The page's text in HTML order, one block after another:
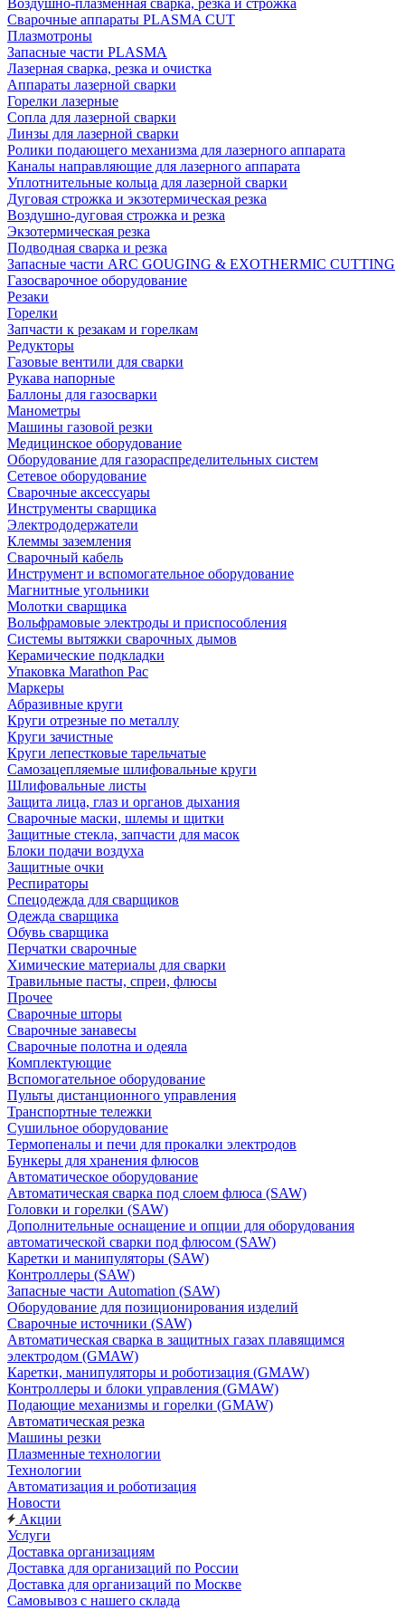
Воздушно-плазменная сварка, резка и строжка
Сварочные аппараты PLASMA CUT
Плазмотроны
Запасные части PLASMA
Лазерная сварка, резка и очистка
Аппараты лазерной сварки
Горелки лазерные
Сопла для лазерной сварки
Линзы для лазерной сварки
Ролики подающего механизма для лазерного аппарата
Каналы направляющие для лазерного аппарата
Уплотнительные кольца для лазерной сварки
Дуговая строжка и экзотермическая резка
Воздушно-дуговая строжка и резка
Экзотермическая резка
Подводная сварка и резка
Запасные части ARC GOUGING & EXOTHERMIC CUTTING
Газосварочное оборудование
Резаки
Горелки
Запчасти к резакам и горелкам
Редукторы
Газовые вентили для сварки
Рукава напорные
Баллоны для газосварки
Манометры
Машины газовой резки
Медицинское оборудование
Оборудование для газораспределительных систем
Сетевое оборудование
Сварочные аксессуары
Инструменты сварщика
Электрододержатели
Клеммы заземления
Сварочный кабель
Инструмент и вспомогательное оборудование
Магнитные угольники
Молотки сварщика
Вольфрамовые электроды и приспособления
Системы вытяжки сварочных дымов
Керамические подкладки
Упаковка Marathon Pac
Маркеры
Абразивные круги
Круги отрезные по металлу
Круги зачистные
Круги лепестковые тарельчатые
Самозацепляемые шлифовальные круги
Шлифовальные листы
Защита лица, глаз и органов дыхания
Сварочные маски, шлемы и щитки
Защитные стекла, запчасти для масок
Блоки подачи воздуха
Защитные очки
Респираторы
Спецодежда для сварщиков
Одежда сварщика
Обувь сварщика
Перчатки сварочные
Химические материалы для сварки
Травильные пасты, спреи, флюсы
Прочее
Сварочные шторы
Сварочные занавесы
Сварочные полотна и одеяла
Комплектующие
Вспомогательное оборудование
Пульты дистанционного управления
Транспортные тележки
Сушильное оборудование
Термопеналы и печи для прокалки электродов
Бункеры для хранения флюсов
Автоматическое оборудование
Автоматическая сварка под слоем флюса (SAW)
Головки и горелки (SAW)
Дополнительные оснащение и опции для оборудования
автоматической сварки под флюсом (SAW)
Каретки и манипуляторы (SAW)
Контроллеры (SAW)
Запасные части Automation (SAW)
Оборудование для позиционирования изделий
Сварочные источники (SAW)
Автоматическая сварка в защитных газах плавящимся
электродом (GMAW)
Каретки, манипуляторы и роботизация (GMAW)
Контроллеры и блоки управления (GMAW)
Подающие механизмы и горелки (GMAW)
Автоматическая резка
Машины резки
Плазменные технологии
Технологии
Автоматизация и роботизация
Новости
Акции
Услуги
Доставка организациям
Доставка для организаций по России
Доставка для организаций по Москве
Самовывоз с нашего склада